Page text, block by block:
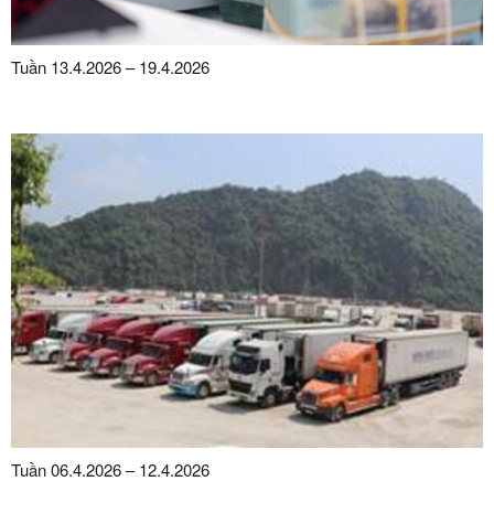
Tuần 13.4.2026 – 19.4.2026
Tuần 06.4.2026 – 12.4.2026